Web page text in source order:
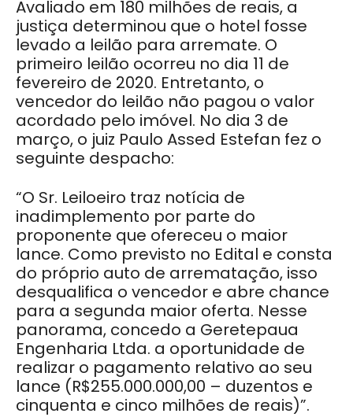
Avaliado em 180 milhões de reais, a
justiça determinou que o hotel fosse
levado a leilão para arremate. O
primeiro leilão ocorreu no dia 11 de
fevereiro de 2020. Entretanto, o
vencedor do leilão não pagou o valor
acordado pelo imóvel. No dia 3 de
março, o juiz Paulo Assed Estefan fez o
seguinte despacho:
“O Sr. Leiloeiro traz notícia de
inadimplemento por parte do
proponente que ofereceu o maior
lance. Como previsto no Edital e consta
do próprio auto de arrematação, isso
desqualifica o vencedor e abre chance
para a segunda maior oferta. Nesse
panorama, concedo a Geretepaua
Engenharia Ltda. a oportunidade de
realizar o pagamento relativo ao seu
lance (R$255.000.000,00 – duzentos e
cinquenta e cinco milhões de reais)”.